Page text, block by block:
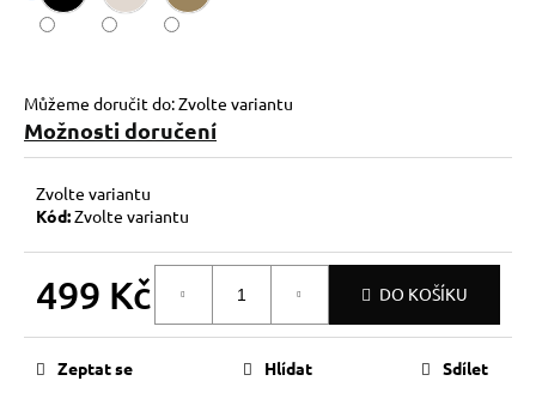
Můžeme doručit do:Zvolte variantu
Možnosti doručení
Zvolte variantu
Kód:Zvolte variantu
499 Kč DO KOŠÍKU
Zeptat se Hlídat Sdílet